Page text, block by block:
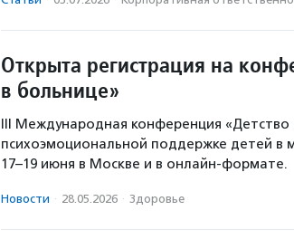
Открыта регистрация на
в больнице»
III Международная конференция «Детство
психоэмоциональной поддержке детей в
17–19 июня в Москве и в онлайн‑формате.
Новости · 28.05.2026 · Здоровье